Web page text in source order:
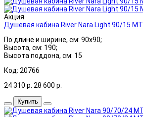
Акция
Душевая кабина River Nara Light 90/15
По длине и ширине, см: 90x90;
Высота, см: 190;
Высота поддона, см: 15
Код: 20766
24 310 р. 28 600 р.
Купить